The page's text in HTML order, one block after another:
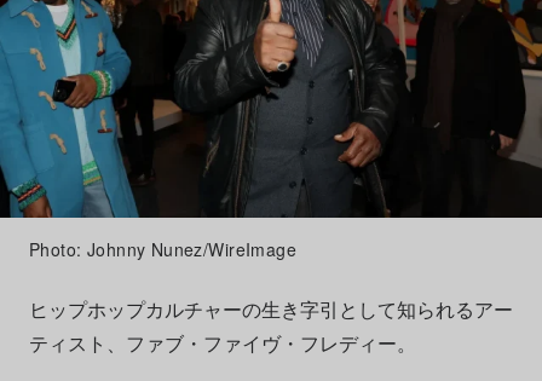
Photo: Johnny Nunez/WireImage
ヒップホップカルチャーの生き字引として知られるアー
ティスト、ファブ・ファイヴ・フレディー。